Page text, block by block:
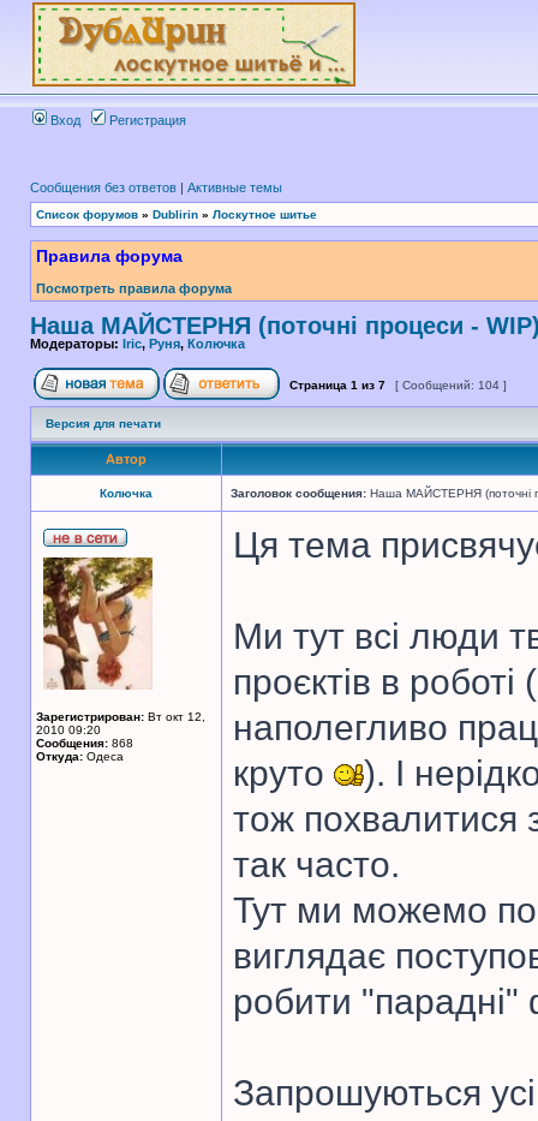
Вход Регистрация
Сообщения без ответов | Активные темы
Список форумов » Dublirin » Лоскутное шитье
Правила форума
Посмотреть правила форума
Наша МАЙСТЕРНЯ (поточні процеси -
Модераторы: Iric, Руня, Колючка
Страница 1 из 7 [ Сообщений: 104 ]
Версия для печати
Автор
Колючка Заголовок сообщения: Наша МАЙСТЕРНЯ (поточні
Зарегистрирован: Вт окт 12,
2010 09:20
Сообщения: 868
Откуда: Одеса
Ця тема
Ми тут всі люди
проєктів в
наполегливо
круто
). І
тож похвалитися
так часто.
Тут ми можемо
виглядає
робити "парадні"
Запрошуються